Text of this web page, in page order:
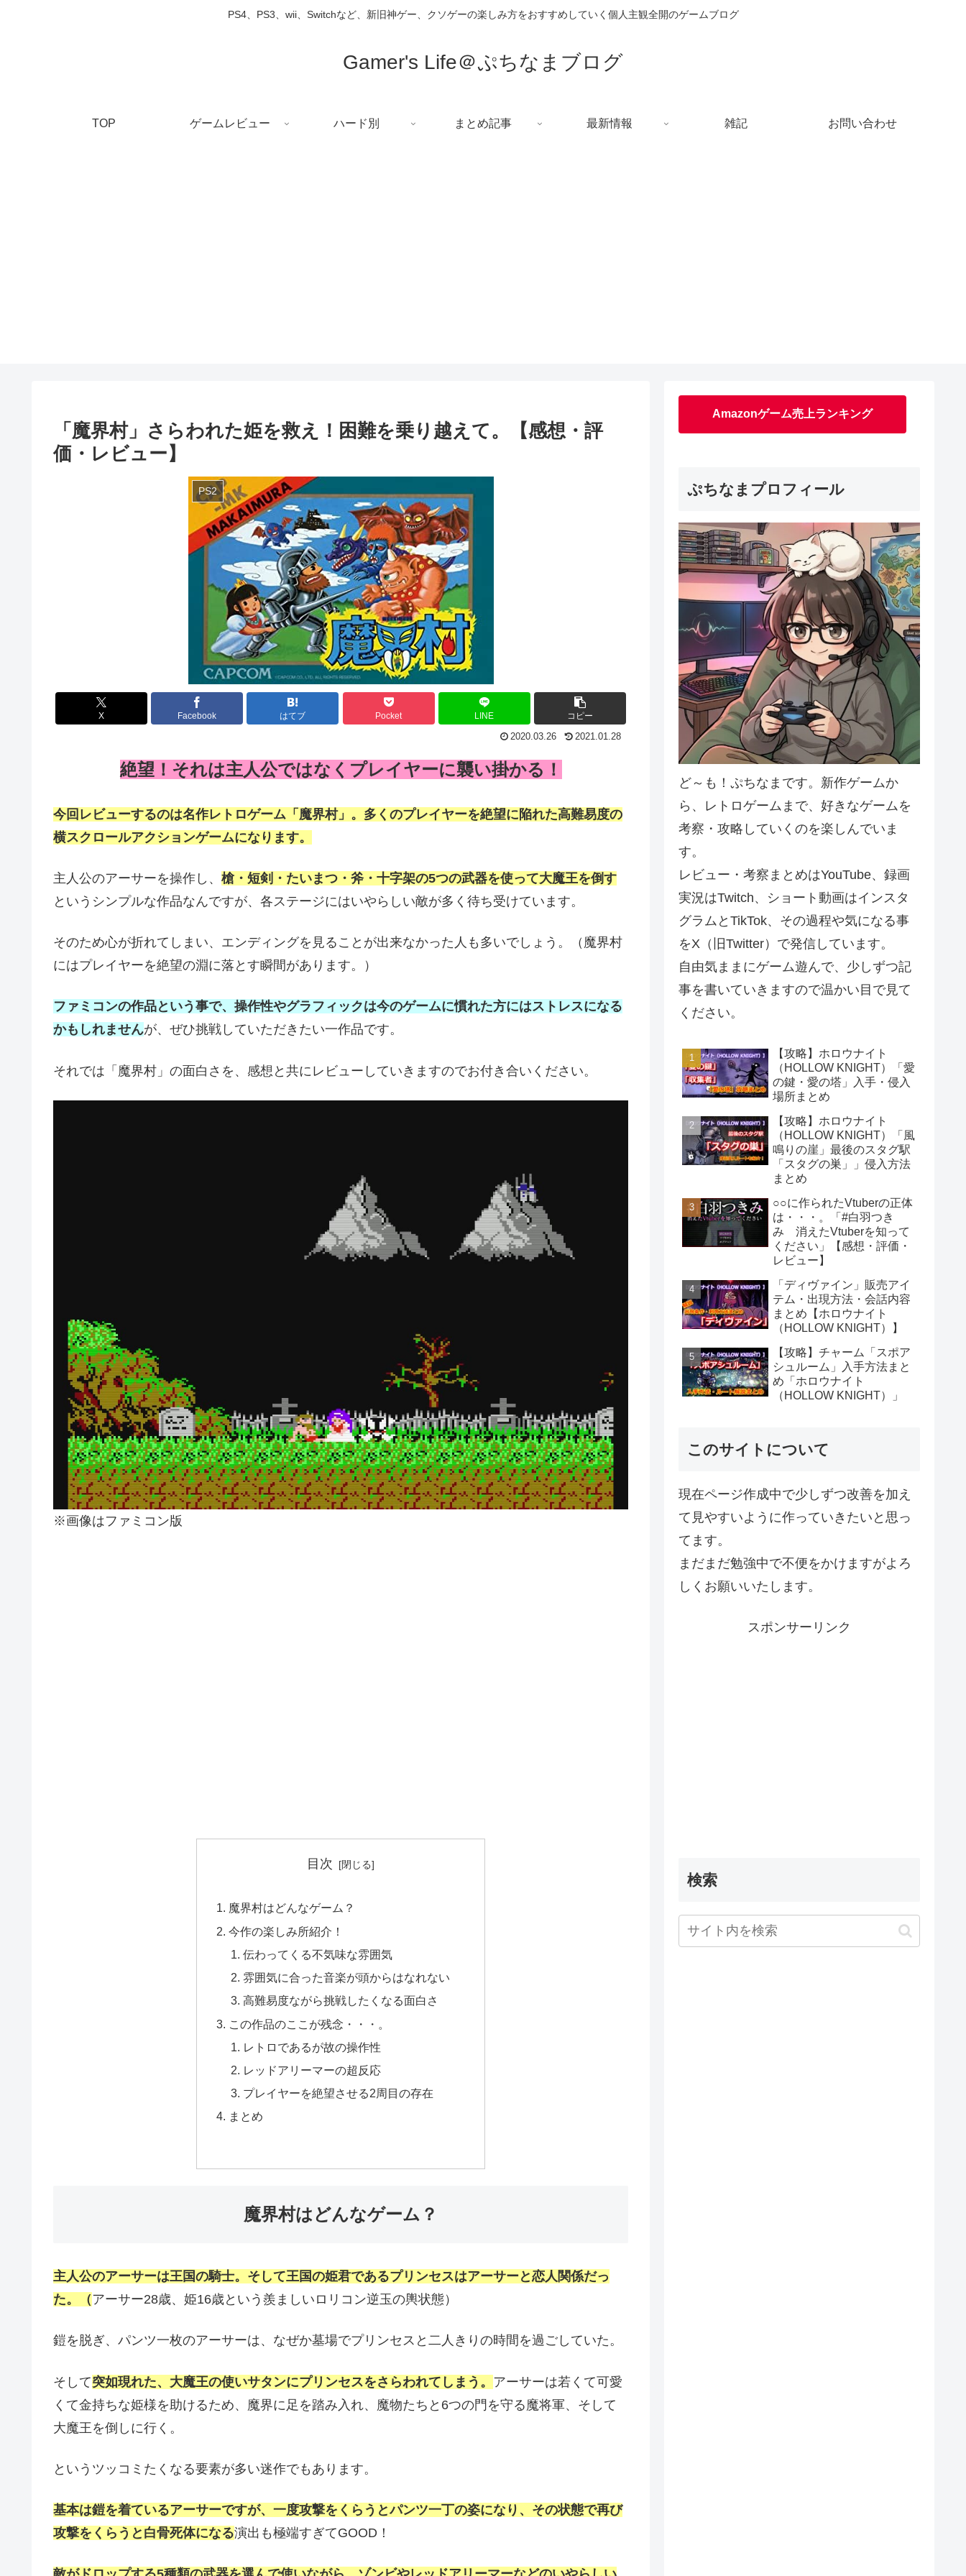
PS4、PS3、wii、Switchなど、新旧神ゲー、クソゲーの楽しみ方をおすすめしていく個人主観全開のゲームブログ
Gamer's Life＠ぷちなまブログ
TOP ゲームレビュー ハード別 まとめ記事 最新情報 雑記 お問い合わせ
「魔界村」さらわれた姫を救え！困難を乗り越えて。【感想・評
価・レビュー】
PS2
X Facebook はてブ Pocket LINE コピー
2020.03.26 2021.01.28
絶望！それは主人公ではなくプレイヤーに襲い掛かる！
今回レビューするのは名作レトロゲーム「魔界村」。多くのプレイヤーを絶望に陥れた高難易度の
横スクロールアクションゲームになります。
主人公のアーサーを操作し、 槍・短剣・たいまつ・斧・十字架の5つの武器を使って大魔王を倒す
というシンプルな作品なんですが、各ステージにはいやらしい敵が多く待ち受けています。
そのため心が折れてしまい、エンディングを見ることが出来なかった人も多いでしょう。（魔界村
にはプレイヤーを絶望の淵に落とす瞬間があります。）
ファミコンの作品という事で、操作性やグラフィックは今のゲームに慣れた方にはストレスになる
かもしれませんが、ぜひ挑戦していただきたい一作品です。
それでは「魔界村」の面白さを、感想と共にレビューしていきますのでお付き合いください。
※画像はファミコン版
目次
魔界村はどんなゲーム？
今作の楽しみ所紹介！
伝わってくる不気味な雰囲気
雰囲気に合った音楽が頭からはなれない
高難易度ながら挑戦したくなる面白さ
この作品のここが残念・・・。
レトロであるが故の操作性
レッドアリーマーの超反応
プレイヤーを絶望させる2周目の存在
まとめ
魔界村はどんなゲーム？
主人公のアーサーは王国の騎士。そして王国の姫君であるプリンセスはアーサーと恋人関係だっ
た。（アーサー28歳、姫16歳という羨ましいロリコン逆玉の輿状態）
鎧を脱ぎ、パンツ一枚のアーサーは、なぜか墓場でプリンセスと二人きりの時間を過ごしていた。
そして突如現れた、大魔王の使いサタンにプリンセスをさらわれてしまう。 アーサーは若くて可愛
くて金持ちな姫様を助けるため、魔界に足を踏み入れ、魔物たちと6つの門を守る魔将軍、そして
大魔王を倒しに行く。
というツッコミたくなる要素が多い迷作でもあります。
基本は鎧を着ているアーサーですが、一度攻撃をくらうとパンツ一丁の姿になり、その状態で再び
攻撃をくらうと白骨死体になる演出も極端すぎてGOOD！
Amazonゲーム売上ランキング
ぷちなまプロフィール
ど～も！ぷちなまです。新作ゲームか
ら、レトロゲームまで、好きなゲームを
考察・攻略していくのを楽しんでいま
す。
レビュー・考察まとめはYouTube、録画
実況はTwitch、ショート動画はインスタ
グラムとTikTok、その過程や気になる事
をX（旧Twitter）で発信しています。
自由気ままにゲーム遊んで、少しずつ記
事を書いていきますので温かい目で見て
ください。
【攻略】ホロウナイト
（HOLLOW KNIGHT）「愛
の鍵・愛の塔」入手・侵入
場所まとめ
【攻略】ホロウナイト
（HOLLOW KNIGHT）「風
鳴りの崖」最後のスタグ駅
「スタグの巣」」侵入方法
まとめ
○○に作られたVtuberの正体
は・・・。「#白羽つき
み 消えたVtuberを知って
ください」【感想・評価・
レビュー】
「ディヴァイン」販売アイ
テム・出現方法・会話内容
まとめ【ホロウナイト
（HOLLOW KNIGHT）】
【攻略】チャーム「スポア
シュルーム」入手方法まと
め「ホロウナイト
（HOLLOW KNIGHT）」
このサイトについて
現在ページ作成中で少しずつ改善を加え
て見やすいように作っていきたいと思っ
てます。
まだまだ勉強中で不便をかけますがよろ
しくお願いいたします。
スポンサーリンク
検索